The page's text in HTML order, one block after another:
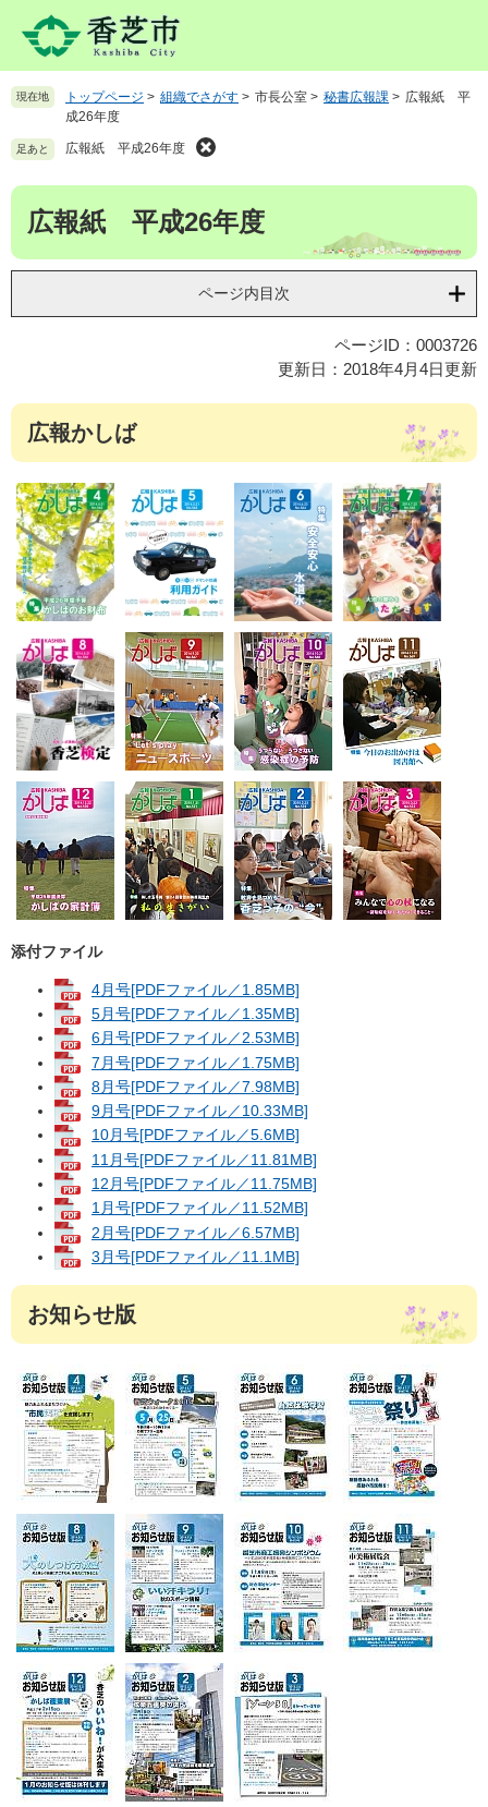
先
。
を
て
へ
現在地 トップページ > 組織でさがす > 市長公室 > 秘書広報課 > 広報紙 平
成26年度
足あと 広報紙 平成26年度
本
広報紙 平成26年度
ページ内目次
ページID：0003726
更新日：2018年4月4日更新
広報かしば
添付ファイル
4月号[PDFファイル／1.85MB]
5月号[PDFファイル／1.35MB]
6月号[PDFファイル／2.53MB]
7月号[PDFファイル／1.75MB]
8月号[PDFファイル／7.98MB]
9月号[PDFファイル／10.33MB]
10月号[PDFファイル／5.6MB]
11月号[PDFファイル／11.81MB]
12月号[PDFファイル／11.75MB]
1月号[PDFファイル／11.52MB]
2月号[PDFファイル／6.57MB]
3月号[PDFファイル／11.1MB]
お知らせ版